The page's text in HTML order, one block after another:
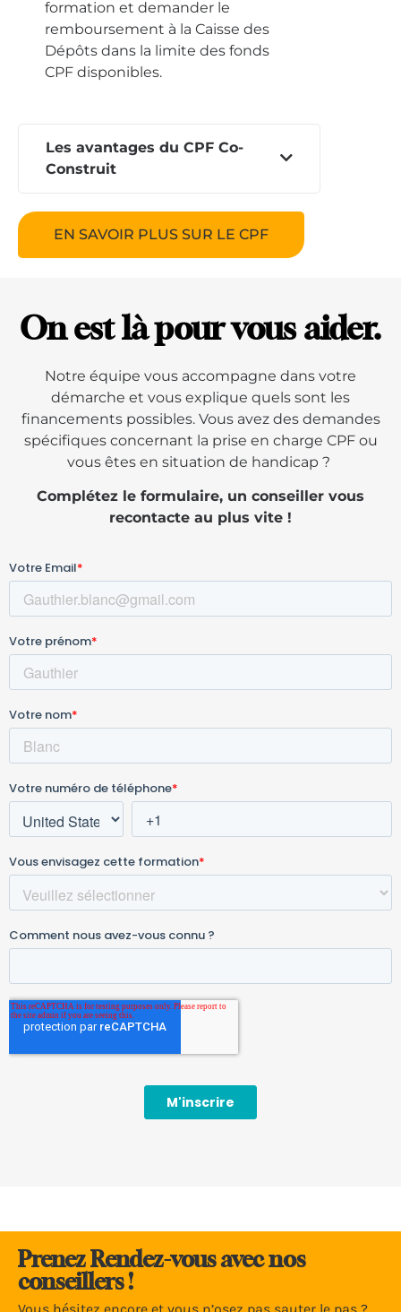
formation et demander le
remboursement à la Caisse des
Dépôts dans la limite des fonds
CPF disponibles.
Les avantages du CPF Co-
Construit
EN SAVOIR PLUS SUR LE CPF
On est là pour vous aider.
Notre équipe vous accompagne dans votre
démarche et vous explique quels sont les
financements possibles. Vous avez des demandes
spécifiques concernant la prise en charge CPF ou
vous êtes en situation de handicap ?
Complétez le formulaire, un conseiller vous
recontacte au plus vite !
Prenez Rendez-vous avec nos
conseillers !